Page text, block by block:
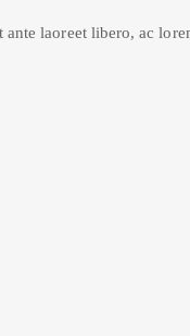
laoreet libero, ac